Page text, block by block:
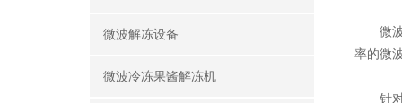
微波解冻设备
微波冷冻果酱解冻机
微波
率的微
针对